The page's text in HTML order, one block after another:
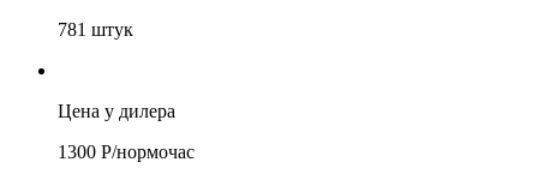
781 штук
Цена у дилера
1300 Р/нормочас